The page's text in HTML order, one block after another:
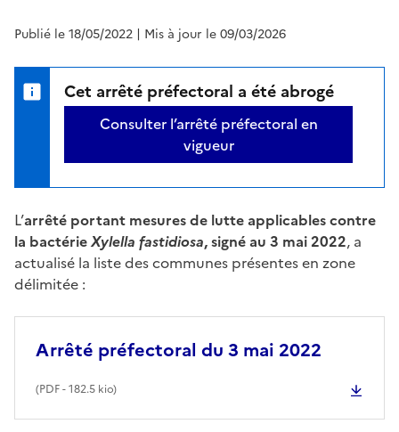
Publié le 18/05/2022 | Mis à jour le 09/03/2026
Cet arrêté préfectoral a été abrogé
Consulter l’arrêté préfectoral en
vigueur
L’arrêté portant mesures de lutte applicables contre
la bactérieXylella fastidiosa, signé au 3 mai 2022, a
actualisé la liste des communes présentes en zone
délimitée :
Arrêté préfectoral du 3 mai 2022
(PDF- 182.5 kio)